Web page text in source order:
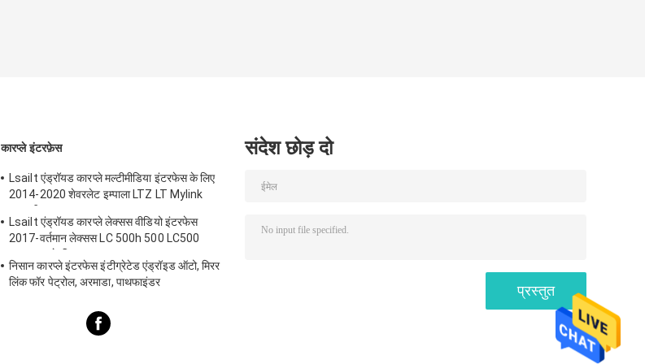
कारप्ले इंटरफ़ेस
Lsailt एंड्रॉयड कारप्ले मल्टीमीडिया इंटरफेस के लिए
2014-2020 शेवरलेट इम्पाला LTZ LT Mylink
Lsailt एंड्रॉयड कारप्ले लेक्सस वीडियो इंटरफेस
2017-वर्तमान लेक्सस LC 500h 500 LC500
निसान कारप्ले इंटरफेस इंटीग्रेटेड एंड्रॉइड ऑटो, मिरर
लिंक फॉर पेट्रोल, अरमाडा, पाथफाइंडर
संदेश छोड़ दो